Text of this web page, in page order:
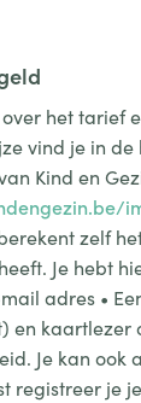
het tarief
vind je in
Kind en
zelf
Je hebt
adres •
en kaartlezer
Je kan ook
registreer je